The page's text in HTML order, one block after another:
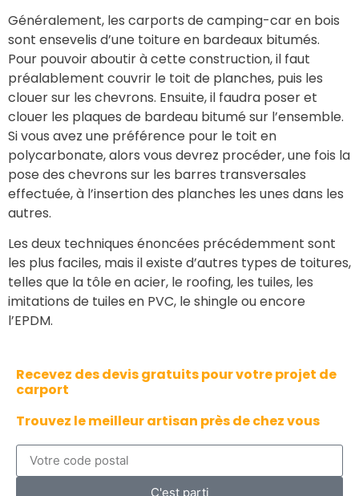
Généralement, les carports de camping-car en bois
sont ensevelis d’une toiture en bardeaux bitumés.
Pour pouvoir aboutir à cette construction, il faut
préalablement couvrir le toit de planches, puis les
clouer sur les chevrons. Ensuite, il faudra poser et
clouer les plaques de bardeau bitumé sur l’ensemble.
Si vous avez une préférence pour le toit en
polycarbonate, alors vous devrez procéder, une fois la
pose des chevrons sur les barres transversales
effectuée, à l’insertion des planches les unes dans les
autres.
Les deux techniques énoncées précédemment sont
les plus faciles, mais il existe d’autres types de toitures,
telles que la tôle en acier, le roofing, les tuiles, les
imitations de tuiles en PVC, le shingle ou encore
l’EPDM.
Recevez des devis gratuits pour votre projet de
carport
Trouvez le meilleur artisan près de chez vous
C'est parti